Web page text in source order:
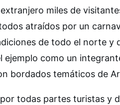
miles de
atraídos por un
de todo el norte y
ejemplo como un
bordados temáticos de
todas partes turistas y